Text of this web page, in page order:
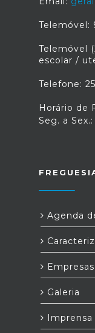
Telemóvel:
Telemóvel
escolar /
Telefone:
Horário de
Seg. a
Agenda
Empresas
Galeria
Imprensa